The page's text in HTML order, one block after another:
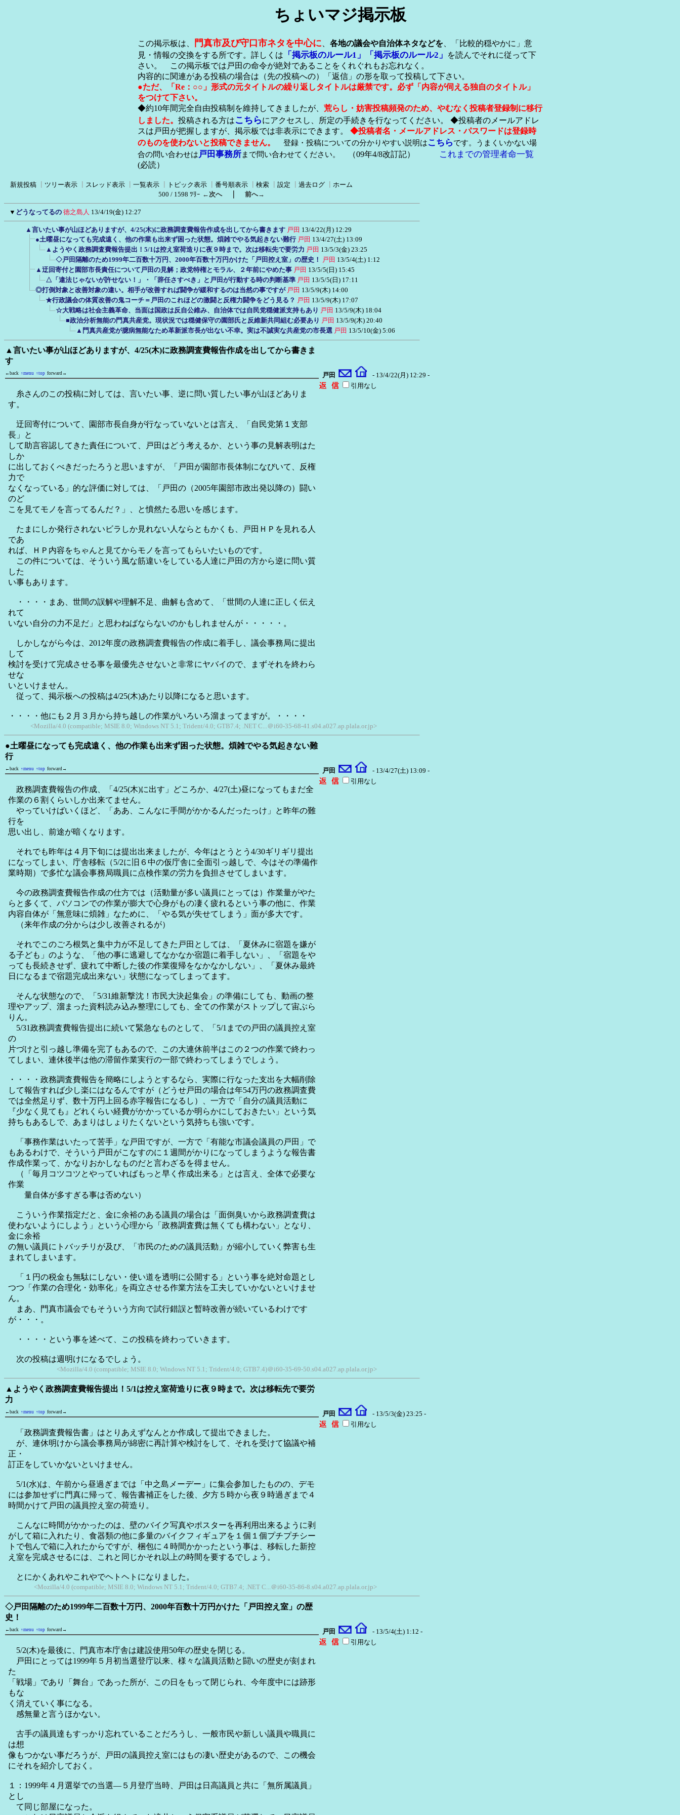
ちょいマジ掲示板
この掲示板は、 門真市及び守口市ネタを中心に、 各地の議会や自治体ネタなどを、「比較的穏やかに」意
見・情報の交換をする所です。詳しくは
「掲示板のルール1」 「掲示板のルール2」
を読んでそれに従って下
さい。 この掲示板では戸田の命令が絶対であることをくれぐれもお忘れなく。
内容的に関連がある投稿の場合は（先の投稿への）「返信」の形を取って投稿して下さい。
●ただ、「Re：○○」形式の元タイトルの繰り返しタイトルは厳禁です。必ず「内容が伺える独自のタイトル」
をつけて下さい。
◆約10年間完全自由投稿制を維持してきましたが、 荒らし・妨害投稿頻発のため、やむなく投稿者登録制に移行
しました。 投稿される方はこちらにアクセスし、所定の手続きを行なってください。 ◆投稿者のメールアドレ
スは戸田が把握しますが、掲示板では非表示にできます。 ◆投稿者名・メールアドレス・パスワードは登録時
のものを使わないと投稿できません。
登録・投稿についての分かりやすい説明はこちらです。うまくいかない場
合の問い合わせは戸田事務所まで問い合わせてください。 （09年4/8改訂記） これまでの管理者命一覧
(必読）
新規投稿 ツリー表示 スレッド表示 一覧表示 トピック表示 番号順表示 検索 設定 過去ログ
ホーム
500 / 1598 ﾂﾘｰ ←次へ｜ 前へ→
▼ どうなってるの 徳之島人 13/4/19(金) 12:27
▲言いたい事が山ほどありますが、4/25(木)に政務調査費報告作成を出してから書きます 戸田 13/4/22(月) 12:29
●土曜昼になっても完成遠く、他の作業も出来ず困った状態。煩雑でやる気起きない難行 戸田 13/4/27(土) 13:09
▲ようやく政務調査費報告提出！5/1は控え室荷造りに夜９時まで。次は移転先で要労力 戸田 13/5/3(金) 23:25
◇戸田隔離のため1999年二百数十万円、2000年百数十万円かけた「戸田控え室」の歴史！
戸田 13/5/4(土) 1:12
▲迂回寄付と園部市長責任について戸田の見解；政党特権とモラル、２年前にやめた事 戸田 13/5/5(日) 15:45
△「違法じゃないが許せない！」・「辞任さすべき」と戸田が行動する時の判断基準 戸田 13/5/5(日) 17:11
◎打倒対象と改善対象の違い。相手が改善すれば闘争が緩和するのは当然の事ですが 戸田 13/5/9(木) 14:00
★行政議会の体質改善の鬼コーチ＝戸田のこれほどの激闘と反権力闘争をどう見る？ 戸田 13/5/9(木) 17:07
☆大戦略は社会主義革命、当面は国政は反自公維み、自治体では自民党穏健派支持もあり 戸田 13/5/9(木) 18:04
■政治分析無能の門真共産党。現状況では穏健保守の園部氏と反維新共同組む必要あり 戸田 13/5/9(木) 20:40
▲門真共産党が臆病無能なため革新派市長が出ない不幸。実は不誠実な共産党の市長選 戸田 13/5/10(金) 5:06
▲言いたい事が山ほどありますが、4/25(木)に政務調査費報告作成を出してから書きま
す
←back ↑menu ↑top forward→ 戸田 - 13/4/22(月) 12:29 -
糸さんのこの投稿に対しては、言いたい事、逆に問い質したい事が山ほどありま
す。
迂回寄付について、園部市長自身が行なっていないとは言え、「自民党第１支部
長」と
して助言容認してきた責任について、戸田はどう考えるか、という事の見解表明はた
しか
に出しておくべきだったろうと思いますが、「戸田が園部市長体制になびいて、反権
力で
なくなっている」的な評価に対しては、「戸田の（2005年園部市政出発以降の）闘い
のど
こを見てモノを言ってるんだ？」、と憤然たる思いを感じます。
たまにしか発行されないビラしか見れない人ならともかくも、戸田ＨＰを見れる人
であ
れば、ＨＰ内容をちゃんと見てからモノを言ってもらいたいものです。
この件については、そういう風な筋違いをしている人達に戸田の方から逆に問い質
した
い事もあります。
・・・・まあ、世間の誤解や理解不足、曲解も含めて、「世間の人達に正しく伝え
れて
いない自分の力不足だ」と思わねばならないのかもしれませんが・・・・・。
しかしながら今は、2012年度の政務調査費報告の作成に着手し、議会事務局に提出
して
検討を受けて完成させる事を最優先させないと非常にヤバイので、まずそれを終わら
せな
いといけません。
従って、掲示板への投稿は4/25(木)あたり以降になると思います。
・・・・他にも２月３月から持ち越しの作業がいろいろ溜まってますが。・・・・
引用なし
<Mozilla/4.0 (compatible; MSIE 8.0; Windows NT 5.1; Trident/4.0; GTB7.4; .NET C...＠i60-35-68-41.s04.a027.ap.plala.or.jp>
●土曜昼になっても完成遠く、他の作業も出来ず困った状態。煩雑でやる気起きない難
行
←back ↑menu ↑top forward→ 戸田 - 13/4/27(土) 13:09 -
政務調査費報告の作成、「4/25(木)に出す」どころか、4/27(土)昼になってもまだ全
作業の６割くらいしか出来てません。
やっていけばいくほど、「ああ、こんなに手間がかかるんだったっけ」と昨年の難
行を
思い出し、前途が暗くなります。
それでも昨年は４月下旬には提出出来ましたが、今年はとうとう4/30ギリギリ提出
になってしまい、庁舎移転（5/2に旧６中の仮庁舎に全面引っ越しで、今はその準備作
業時期）で多忙な議会事務局職員に点検作業の労力を負担させてしまいます。
今の政務調査費報告作成の仕方では（活動量が多い議員にとっては）作業量がやた
らと多くて、パソコンでの作業が膨大で心身がもの凄く疲れるという事の他に、作業
内容自体が「無意味に煩雑」なために、「やる気が失せてしまう」面が多大です。
（来年作成の分からは少し改善されるが）
それでこのごろ根気と集中力が不足してきた戸田としては、「夏休みに宿題を嫌が
る子ども」のような、「他の事に逃避してなかなか宿題に着手しない」、「宿題をや
っても長続きせず、疲れて中断した後の作業復帰をなかなかしない」、「夏休み最終
日になるまで宿題完成出来ない」状態になってしまってます。
そんな状態なので、「5/31維新撃沈！市民大決起集会」の準備にしても、動画の整
理やアップ、溜まった資料読み込み整理にしても、全ての作業がストップして宙ぶら
りん。
5/31政務調査費報告提出に続いて緊急なものとして、「5/1までの戸田の議員控え室
の
片づけと引っ越し準備を完了もあるので、この大連休前半はこの２つの作業で終わっ
てしまい、連休後半は他の滞留作業実行の一部で終わってしまうでしょう。
・・・・政務調査費報告を簡略にしようとするなら、実際に行なった支出を大幅削除
して報告すれば少し楽にはなるんですが（どうせ戸田の場合は年54万円の政務調査費
では全然足りず、数十万円上回る赤字報告になるし）、一方で「自分の議員活動に
『少なく見ても』どれくらい経費がかかっているか明らかにしておきたい」という気
持ちもあるしで、あまりはしょりたくないという気持ちも強いです。
「事務作業はいたって苦手」な戸田ですが、一方で「有能な市議会議員の戸田」で
もあるわけで、そういう戸田がこなすのに１週間がかりになってしまうような報告書
作成作業って、かなりおかしなものだと言わざるを得ません。
（「毎月コツコツとやっていればもっと早く作成出来る」とは言え、全体で必要な
作業
量自体が多すぎる事は否めない）
こういう作業指定だと、金に余裕のある議員の場合は「面倒臭いから政務調査費は
使わないようにしよう」という心理から「政務調査費は無くても構わない」となり、
金に余裕
の無い議員にトバッチリが及び、「市民のための議員活動」が縮小していく弊害も生
まれてしまいます。
「１円の税金も無駄にしない・使い道を透明に公開する」という事を絶対命題とし
つつ「作業の合理化・効率化」を両立させる作業方法を工夫していかないといけませ
ん。
まあ、門真市議会でもそういう方向で試行錯誤と暫時改善が続いているわけです
が・・・。
・・・・という事を述べて、この投稿を終わっていきます。
次の投稿は週明けになるでしょう。
引用なし
<Mozilla/4.0 (compatible; MSIE 8.0; Windows NT 5.1; Trident/4.0; GTB7.4)＠i60-35-69-50.s04.a027.ap.plala.or.jp>
▲ようやく政務調査費報告提出！5/1は控え室荷造りに夜９時まで。次は移転先で要労
力
←back ↑menu ↑top forward→ 戸田 - 13/5/3(金) 23:25 -
「政務調査費報告書」はとりあえずなんとか作成して提出できました。
が、連休明けから議会事務局が綿密に再計算や検討をして、それを受けて協議や補
正・
訂正をしていかないといけません。
5/1(水)は、午前から昼過ぎまでは「中之島メーデー」に集会参加したものの、デモ
には参加せずに門真に帰って、報告書補正をした後、夕方５時から夜９時過ぎまで４
時間かけて戸田の議員控え室の荷造り。
こんなに時間がかかったのは、壁のバイク写真やポスターを再利用出来るように剥
がして箱に入れたり、食器類の他に多量のバイクフィギュアを１個１個プチプチシー
トで包んで箱に入れたからですが、梱包に４時間かかったという事は、移転した新控
え室を完成させるには、これと同じかそれ以上の時間を要するでしょう。
とにかくあれやこれやでヘトヘトになりました。
引用なし
<Mozilla/4.0 (compatible; MSIE 8.0; Windows NT 5.1; Trident/4.0; GTB7.4; .NET C...＠i60-35-86-8.s04.a027.ap.plala.or.jp>
◇戸田隔離のため1999年二百数十万円、2000年百数十万円かけた「戸田控え室」の歴
史！
←back ↑menu ↑top forward→ 戸田 - 13/5/4(土) 1:12 -
5/2(木)を最後に、門真市本庁舎は建設使用50年の歴史を閉じる。
戸田にとっては1999年５月初当選登庁以来、様々な議員活動と闘いの歴史が刻まれ
た
「戦場」であり「舞台」であった所が、この日をもって閉じられ、今年度中には跡形
もな
く消えていく事になる。
感無量と言うほかない。
古手の議員達もすっかり忘れていることだろうし、一般市民や新しい議員や職員に
は想
像もつかない事だろうが、戸田の議員控え室にはもの凄い歴史があるので、この機会
にそれを紹介しておく。
１：1999年４月選挙での当選―５月登庁当時、戸田は日高議員と共に「無所属議員」
とし
て同じ部屋になった。
引用なし